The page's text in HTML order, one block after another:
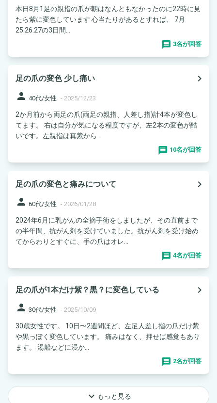
本日8月1足の親指の爪が朝はなんともなかったのに22時に見
たら紫に変色しています 心当たりがあるとすれば、 7月
25.26.27の3日間...
3名が回答
足の爪の変色 少し痛い
navigate_next
person 40代/女性 - 2025/12/23
2か月前から両足の爪(両足の親指、人差し指)計4本が変色し
てます。 右は自分が気になる程度ですが、左2本の変色が酷
いです。左親指は真紫から...
10名が回答
足の爪の変色と痛みについて
navigate_next
person 60代/女性 - 2026/01/28
2024年6月に乳がんの全摘手術をしましたが、その直前まで
の半年間、抗がん剤を受けていました。抗がん剤を受け始め
てからわりとすぐに、手の爪はオレ...
4名が回答
足の爪が1本だけ紫？黒？に変色している
navigate_next
person 30代/女性 - 2025/10/09
30歳女性です。 10日〜2週間ほど、左足人差し指の爪だけ紫
や黒っぽく変色しています。 痛みはなく、押せば感覚もあり
ます。 湯船などに浸か...
2名が回答
keyboard_arrow_down もっと見る